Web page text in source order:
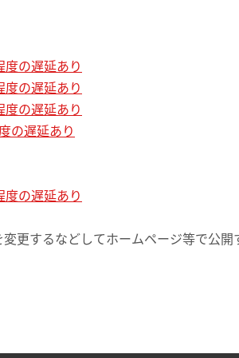
度の遅延あり
度の遅延あり
度の遅延あり
の遅延あり
度の遅延あり
するなどしてホームページ等で公開